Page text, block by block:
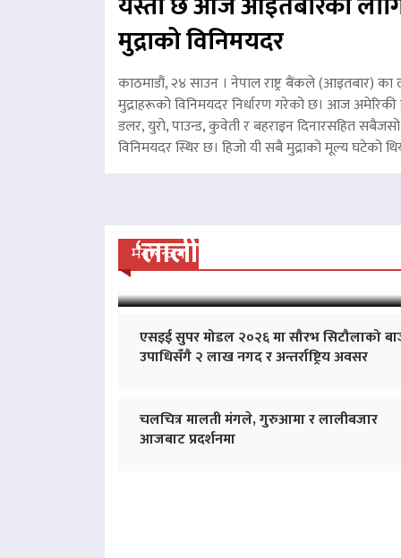
मुद्राको विनिमयदर
काठमाडौं, २४ साउन । नेपाल राष्ट्र बैंकले (आइतबार) का
मुद्राहरूको विनिमयदर निर्धारण गरेको छ। आज
डलर, युरो, पाउन्ड, कुवेती र बहराइन दिनारसहित सबैजसो
विनिमयदर स्थिर छ। हिजो यी सबै मुद्राको मूल्य घटेको
मनोरन्जन
‘लालीबजार’को सफल
एसइई सुपर मोडल २०२६ मा सौरभ सिटौलाको
उपाधिसँगै २ लाख नगद र अन्तर्राष्ट्रिय अवसर
चलचित्र मालती मंगले, गुरुआमा र लालीबजार
आजबाट प्रदर्शनमा